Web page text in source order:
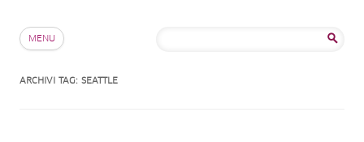
MENU
ARCHIVI TAG: SEATTLE